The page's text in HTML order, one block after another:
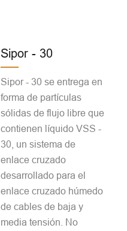
Sipor - 30
Sipor - 30 se entrega en
forma de partículas
sólidas de flujo libre que
contienen líquido VSS -
30, un sistema de
enlace cruzado
desarrollado para el
enlace cruzado húmedo
de cables de baja y
media tensión. No